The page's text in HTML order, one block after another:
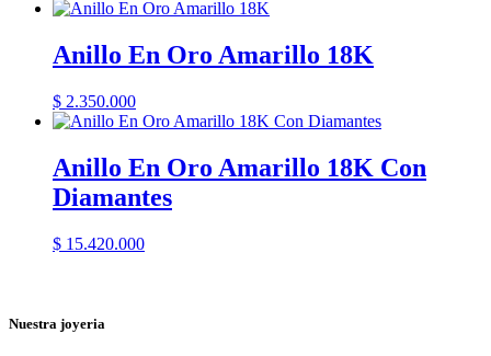
Anillo En Oro Amarillo 18K
$ 2.350.000
Anillo En Oro Amarillo 18K Con
Diamantes
$ 15.420.000
Nuestra joyeria